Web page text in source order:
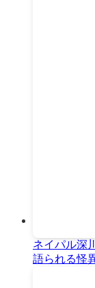
ネイパル深
語られる怪